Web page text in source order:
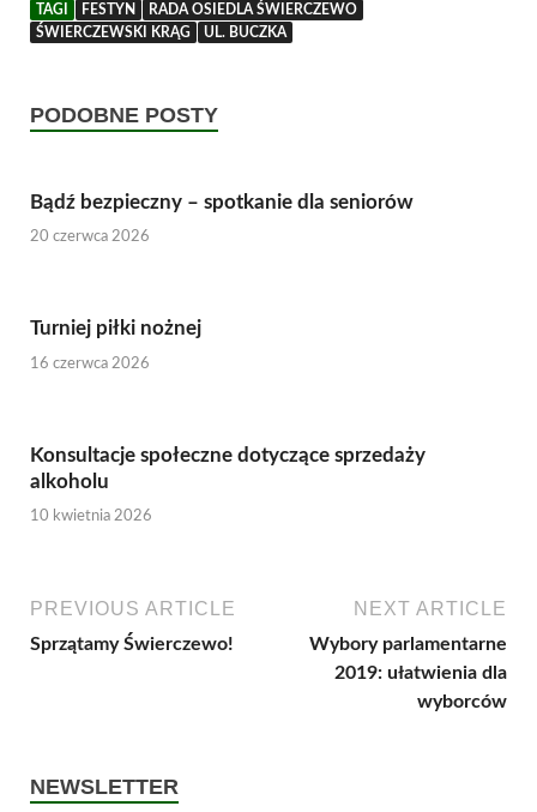
TAGI FESTYN
RADA OSIEDLA ŚWIERCZEWO
ŚWIERCZEWSKI KRĄG
UL. BUCZKA
PODOBNE POSTY
Bądź bezpieczny – spotkanie dla seniorów
20 czerwca 2026
Turniej piłki nożnej
16 czerwca 2026
Konsultacje społeczne dotyczące sprzedaży
alkoholu
10 kwietnia 2026
PREVIOUS ARTICLE
Sprzątamy Świerczewo!
NEXT ARTICLE
Wybory parlamentarne
2019: ułatwienia dla
wyborców
NEWSLETTER